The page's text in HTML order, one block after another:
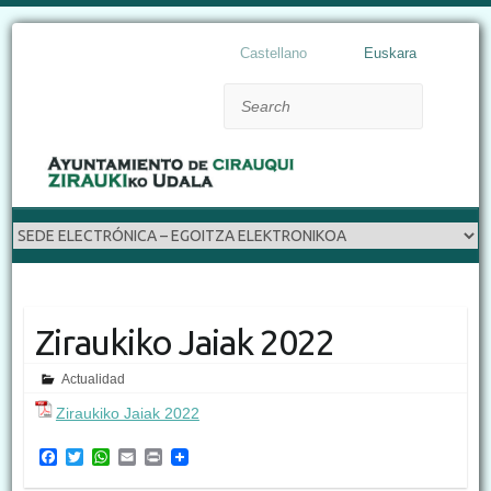
Castellano Euskara
Ziraukiko Jaiak 2022
Actualidad
Ziraukiko Jaiak 2022
F
T
W
E
P